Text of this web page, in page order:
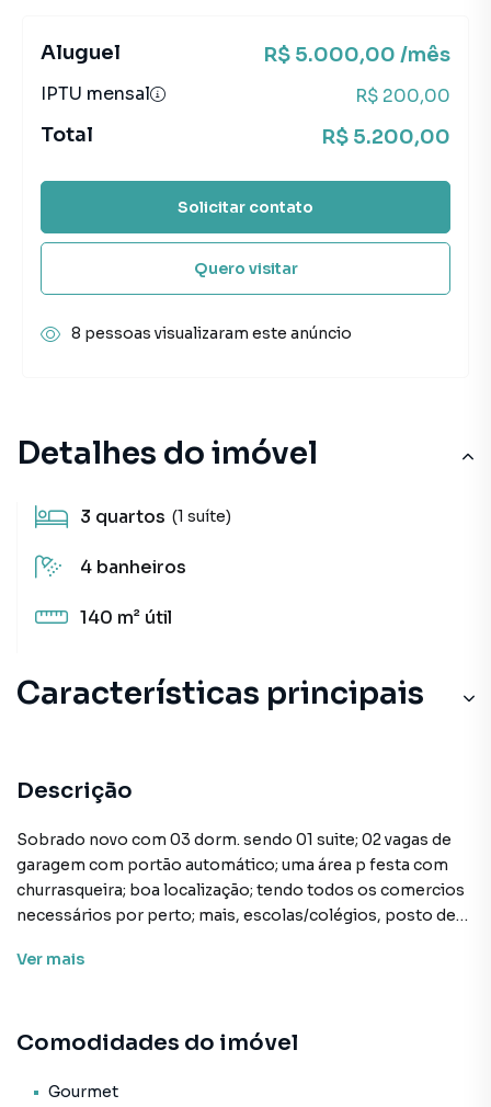
Detalhes do imóvel
3 quartos (1 suíte)
4 banheiros
140 m² útil
Características principais
Descrição
Sobrado novo com 03 dorm. sendo 01 suite; 02 vagas de
garagem com portão automático; uma área p festa com
churrasqueira; boa localização; tendo todos os comercios
necessários por perto; mais, escolas/colégios, posto de
avenidas ligando a Av. 23 ne maio; aeroporto de
Sobrado para Aluguel em região valorizada do bairro
Ver mais
Comodidades do imóvel
Gourmet
Aluguel R$ 5.000,00 /mês
IPTU mensal R$ 200,00
Total R$ 5.200,00
Solicitar contato
Quero visitar
8 pessoas visualizaram este anúncio